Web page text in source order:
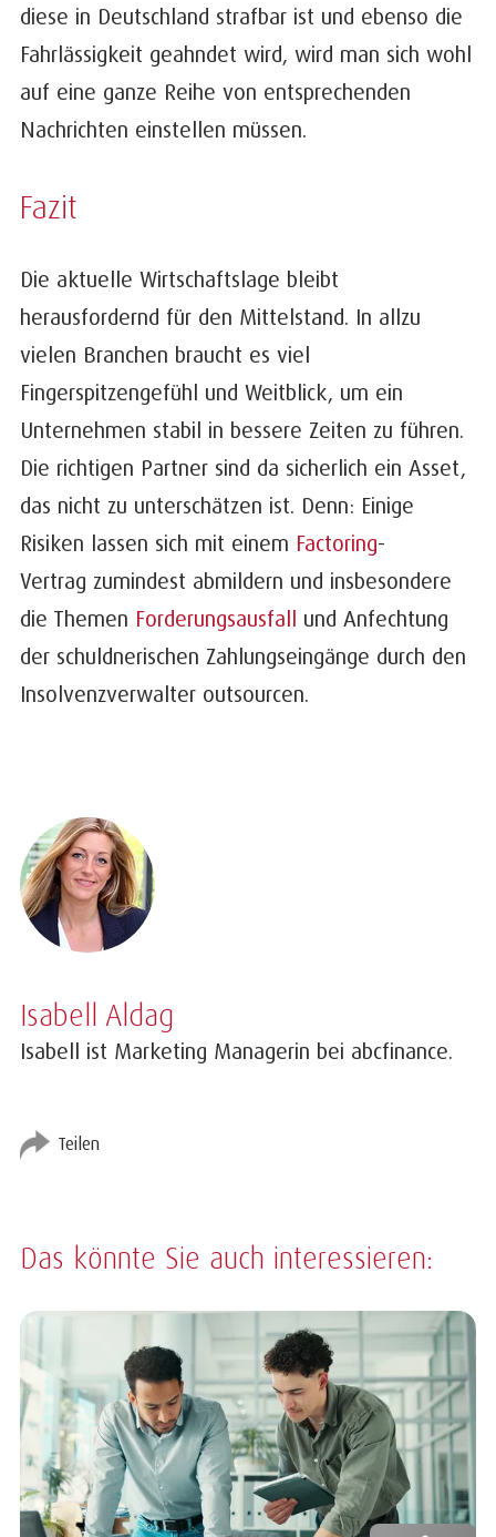
diese in Deutschland strafbar ist und ebenso die
Fahrlässigkeit geahndet wird, wird man sich wohl
auf eine ganze Reihe von entsprechenden
Nachrichten einstellen müssen.
Fazit
Die aktuelle Wirtschaftslage bleibt
herausfordernd für den Mittelstand. In allzu
vielen Branchen braucht es viel
Fingerspitzengefühl und Weitblick, um ein
Unternehmen stabil in bessere Zeiten zu führen.
Die richtigen Partner sind da sicherlich ein Asset,
das nicht zu unterschätzen ist. Denn: Einige
Risiken lassen sich mit einem Factoring-
Vertrag zumindest abmildern und insbesondere
die Themen Forderungsausfall und Anfechtung
der schuldnerischen Zahlungseingänge durch den
Insolvenzverwalter outsourcen.
Isabell Aldag
Isabell ist Marketing Managerin bei abcfinance.
Teilen
Das könnte Sie auch interessieren: